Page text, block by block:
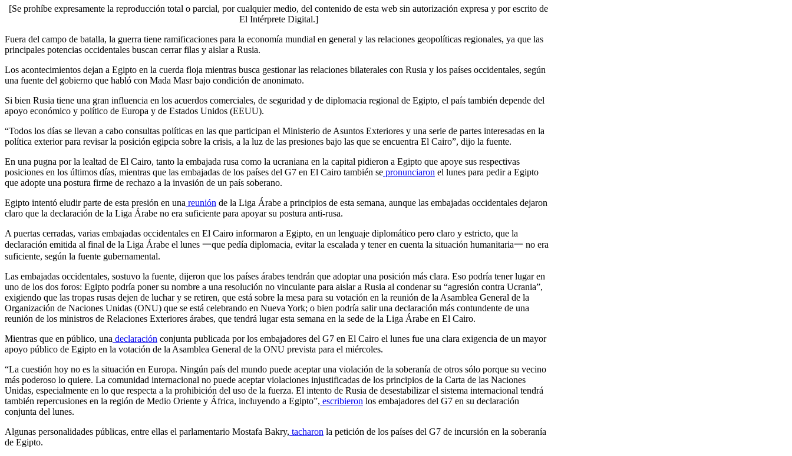
[Se prohíbe expresamente la reproducción total o parcial, por cualquier medio, del contenido de esta web sin autorización expresa y por escrito de
El Intérprete Digital.]
Fuera del campo de batalla, la guerra tiene ramificaciones para la economía mundial en general y las relaciones geopolíticas regionales, ya que las
principales potencias occidentales buscan cerrar filas y aislar a Rusia.
Los acontecimientos dejan a Egipto en la cuerda floja mientras busca gestionar las relaciones bilaterales con Rusia y los países occidentales, según
una fuente del gobierno que habló con Mada Masr bajo condición de anonimato.
Si bien Rusia tiene una gran influencia en los acuerdos comerciales, de seguridad y de diplomacia regional de Egipto, el país también depende del
apoyo económico y político de Europa y de Estados Unidos (EEUU).
“Todos los días se llevan a cabo consultas políticas en las que participan el Ministerio de Asuntos Exteriores y una serie de partes interesadas en la
política exterior para revisar la posición egipcia sobre la crisis, a la luz de las presiones bajo las que se encuentra El Cairo”, dijo la fuente.
En una pugna por la lealtad de El Cairo, tanto la embajada rusa como la ucraniana en la capital pidieron a Egipto que apoye sus respectivas
posiciones en los últimos días, mientras que las embajadas de los países del G7 en El Cairo también se pronunciaron el lunes para pedir a Egipto
que adopte una postura firme de rechazo a la invasión de un país soberano.
Egipto intentó eludir parte de esta presión en una reunión de la Liga Árabe a principios de esta semana, aunque las embajadas occidentales dejaron
claro que la declaración de la Liga Árabe no era suficiente para apoyar su postura anti-rusa.
A puertas cerradas, varias embajadas occidentales en El Cairo informaron a Egipto, en un lenguaje diplomático pero claro y estricto, que la
declaración emitida al final de la Liga Árabe el lunes 一que pedía diplomacia, evitar la escalada y tener en cuenta la situación humanitaria一 no era
suficiente, según la fuente gubernamental.
Las embajadas occidentales, sostuvo la fuente, dijeron que los países árabes tendrán que adoptar una posición más clara. Eso podría tener lugar en
uno de los dos foros: Egipto podría poner su nombre a una resolución no vinculante para aislar a Rusia al condenar su “agresión contra Ucrania”,
exigiendo que las tropas rusas dejen de luchar y se retiren, que está sobre la mesa para su votación en la reunión de la Asamblea General de la
Organización de Naciones Unidas (ONU) que se está celebrando en Nueva York; o bien podría salir una declaración más contundente de una
reunión de los ministros de Relaciones Exteriores árabes, que tendrá lugar esta semana en la sede de la Liga Árabe en El Cairo.
Mientras que en público, una declaración conjunta publicada por los embajadores del G7 en El Cairo el lunes fue una clara exigencia de un mayor
apoyo público de Egipto en la votación de la Asamblea General de la ONU prevista para el miércoles.
“La cuestión hoy no es la situación en Europa. Ningún país del mundo puede aceptar una violación de la soberanía de otros sólo porque su vecino
más poderoso lo quiere. La comunidad internacional no puede aceptar violaciones injustificadas de los principios de la Carta de las Naciones
Unidas, especialmente en lo que respecta a la prohibición del uso de la fuerza. El intento de Rusia de desestabilizar el sistema internacional tendrá
también repercusiones en la región de Medio Oriente y África, incluyendo a Egipto”, escribieron los embajadores del G7 en su declaración
conjunta del lunes.
Algunas personalidades públicas, entre ellas el parlamentario Mostafa Bakry, tacharon la petición de los países del G7 de incursión en la soberanía
de Egipto.